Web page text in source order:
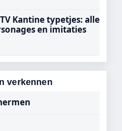
Kantine typetjes: alle
en imitaties
verkennen